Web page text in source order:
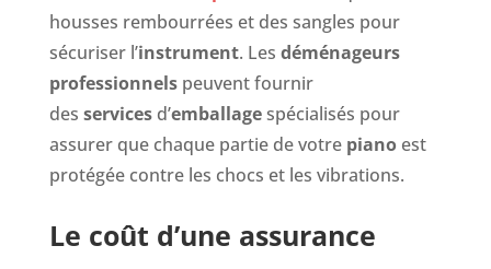
housses rembourrées et des sangles pour
sécuriser l’instrument. Les déménageurs
professionnelspeuvent fournir
des servicesd’emballagespécialisés pour
assurer que chaque partie de votre pianoest
protégée contre les chocs et les vibrations.
Le coût d’une assurance